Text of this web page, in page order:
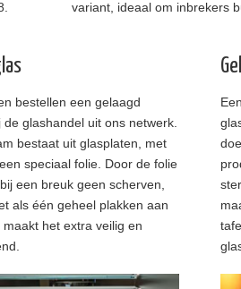
variant, ideaal om inbrekers
bestellen een gelaagd
glashandel uit ons netwerk.
bestaat uit glasplaten, met
speciaal folie. Door de folie
een breuk geen scherven,
als één geheel plakken aan
het extra veilig en